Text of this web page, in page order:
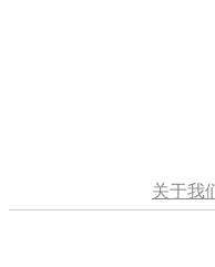
关于我